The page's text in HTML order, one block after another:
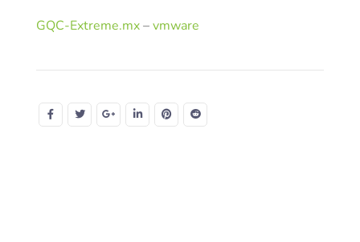
GQC-Extreme.mx–vmware